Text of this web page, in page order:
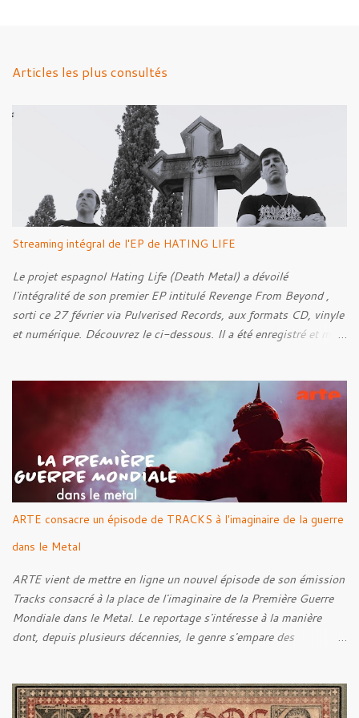
Articles les plus consultés
Streaming intégral de l'EP de HATING LIFE
Le projet espagnol Hating Life (Death Metal) a dévoilé
l'intégralité de son premier EP intitulé Revenge From Beyond ,
sorti ce 27 février via Pulverised Records, aux formats CD, vinyle
et numérique. Découvrez le ci-dessous. Il a été enregistré et mixé
Rebellion Against The Vile 05. Revenge From Beyond 06. The
Sense Of Fear
ARTE consacre un épisode de TRACKS à l'imaginaire de la guerre
dans le Metal
ARTE vient de mettre en ligne un nouvel épisode de son émission
Tracks consacré à la place de l'imaginaire de la Première Guerre
Mondiale dans le Metal. Le reportage s'intéresse à la manière
dont, depuis plusieurs décennies, le genre s'empare des
cette réflexion, Tracks est allé à la rencontre de Noise (
Kanonenfieber ) et de Dmytro Kumar ( 1914 ), qui reviennent sur